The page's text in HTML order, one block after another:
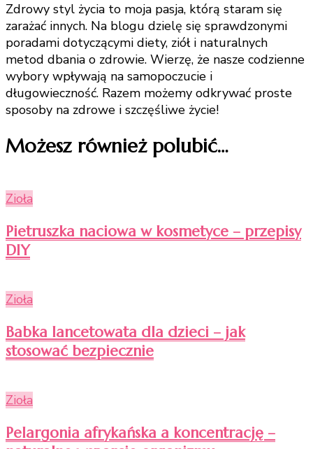
Zdrowy styl życia to moja pasja, którą staram się
zarażać innych. Na blogu dzielę się sprawdzonymi
poradami dotyczącymi diety, ziół i naturalnych
metod dbania o zdrowie. Wierzę, że nasze codzienne
wybory wpływają na samopoczucie i
długowieczność. Razem możemy odkrywać proste
sposoby na zdrowe i szczęśliwe życie!
Możesz również polubić…
Zioła
Pietruszka naciowa w kosmetyce – przepisy
DIY
Zioła
Babka lancetowata dla dzieci – jak
stosować bezpiecznie
Zioła
Pelargonia afrykańska a koncentrację –